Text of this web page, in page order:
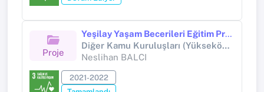
Proje
Yeşilay Yaşam Becerileri Eğitim Programı Geliştirme, Türkiye Etkililik ve Yaygınlaştırma Projesi
Diğer Kamu Kuruluşları (Yükseköğretim Kurumları Hariç) (Diğer kamu kuruluşları (Yükseköğretim Kurumları hariç))
Neslihan BALCI
2021-2022